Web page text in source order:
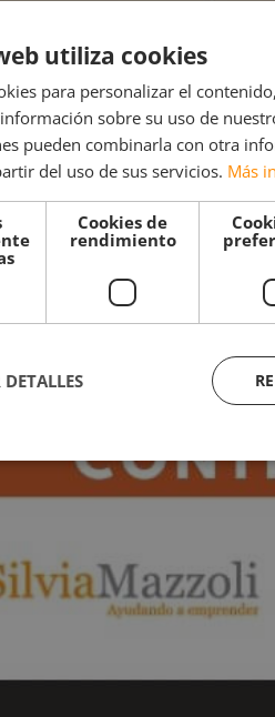
utiliza cookies
para personalizar el
sobre su uso de
pueden combinarla con otra
del uso de sus servicios. Más
Cookies de
rendimiento